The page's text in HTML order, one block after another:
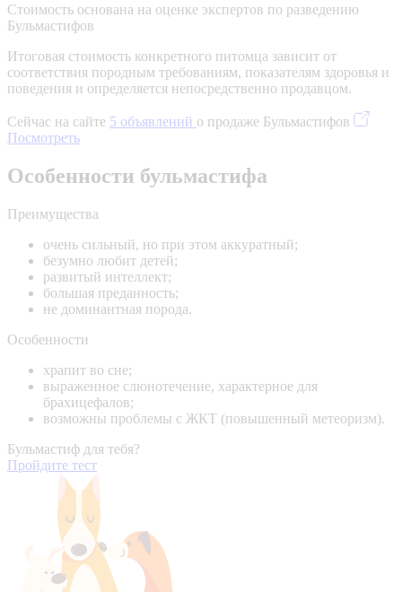
Стоимость основана на оценке экспертов по разведению
Бульмастифов
Итоговая стоимость конкретного питомца зависит от
соответствия породным требованиям, показателям здоровья и
поведения и определяется непосредственно продавцом.
Сейчас на сайте 5 объявлений о продаже Бульмастифов
Посмотреть
Особенности бульмастифа
Преимущества
очень сильный, но при этом аккуратный;
безумно любит детей;
развитый интеллект;
большая преданность;
не доминантная порода.
Особенности
храпит во сне;
выраженное слюнотечение, характерное для
брахицефалов;
возможны проблемы с ЖКТ (повышенный метеоризм).
Бульмастиф для тебя?
Пройдите тест